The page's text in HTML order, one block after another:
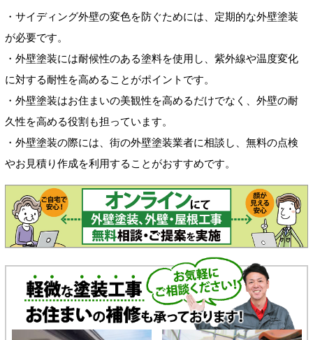
・サイディング外壁の変色を防ぐためには、定期的な外壁塗装
が必要です。
・外壁塗装には耐候性のある塗料を使用し、紫外線や温度変化
に対する耐性を高めることがポイントです。
・外壁塗装はお住まいの美観性を高めるだけでなく、外壁の耐
久性を高める役割も担っています。
・外壁塗装の際には、街の外壁塗装業者に相談し、無料の点検
やお見積り作成を利用することがおすすめです。